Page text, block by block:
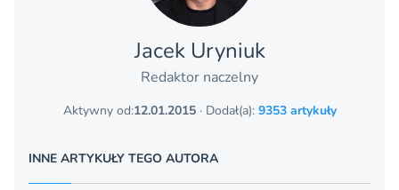
Jacek Uryniuk
Redaktor naczelny
Aktywny od:12.01.2015· Dodał(a): 9353 artykuły
INNE ARTYKUŁY TEGO AUTORA